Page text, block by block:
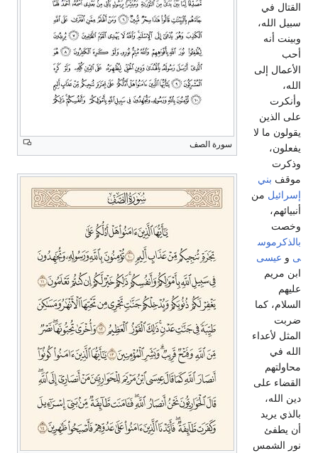
سورة الصف
القتال في
سبيل الله،
وبينت أنه
أحب
الأعمال إلى
الله،
وأنكرت
على الذين
يقولون ما لا
يفعلون،
وذكرت
موقف بني
إسرائيل من
أنبيائهم،
وخصت
بالذكرموس
ى و عيسى
ابن مريم
عليهم
السلام، كما
ضربت
المثل لأعداء
الله في
محاولتهم
القضاء على
دين الله،
بالذي يريد
أن يطفئ
نور الشمس